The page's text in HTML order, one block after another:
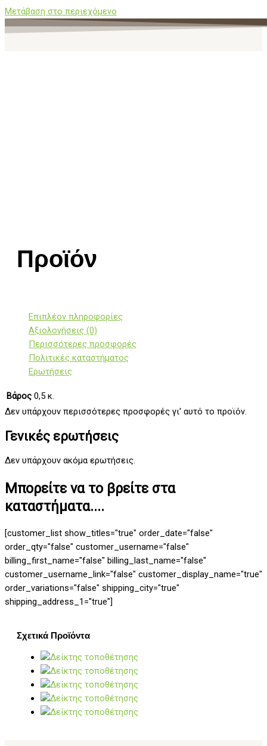
Μετάβαση στο περιεχόμενο
Προϊόν
Επιπλέον πληροφορίες
Αξιολογήσεις (0)
Περισσότερες προσφορές
Πολιτικές καταστήματος
Ερωτήσεις
Βάρος 0,5 κ.
Δεν υπάρχουν περισσότερες προσφορές γι' αυτό το προϊόν.
Γενικές ερωτήσεις
Δεν υπάρχουν ακόμα ερωτήσεις.
Μπορείτε να το βρείτε στα
καταστήματα....
[customer_list show_titles="true" order_date="false"
order_qty="false" customer_username="false"
billing_first_name="false" billing_last_name="false"
customer_username_link="false" customer_display_name="true"
order_variations="false" shipping_city="true"
shipping_address_1="true"]
Σχετικά Προϊόντα